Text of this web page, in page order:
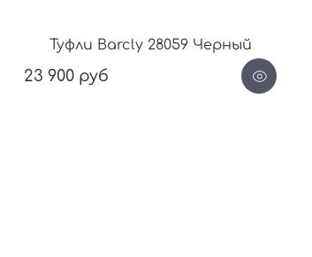
Туфли Barcly 28059 Черный
23 900 руб